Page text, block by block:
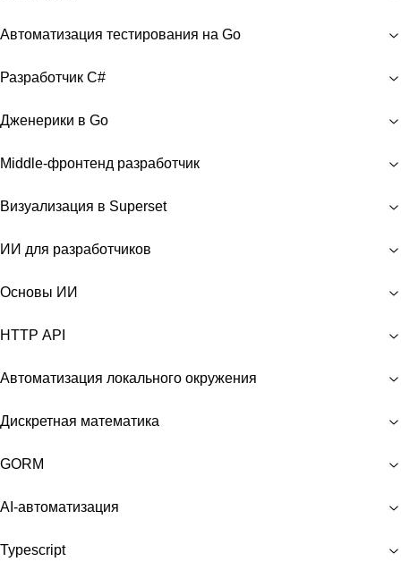
Автоматизация тестирования на Go
Разработчик C#
Дженерики в Go
Middle-фронтенд разработчик
Визуализация в Superset
ИИ для разработчиков
Основы ИИ
HTTP API
Автоматизация локального окружения
Дискретная математика
GORM
AI-автоматизация
Typescript